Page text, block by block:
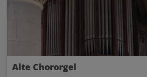
Alte Chororgel